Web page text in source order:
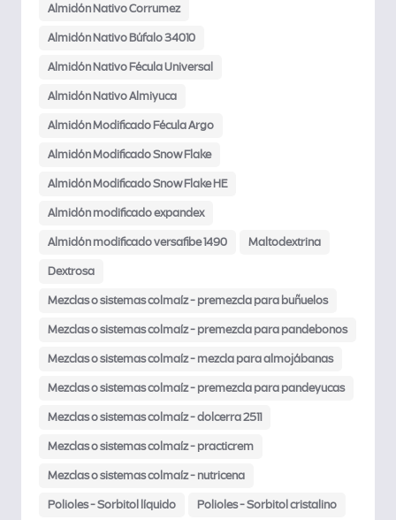
Almidón Nativo Corrumez
Almidón Nativo Búfalo 34010
Almidón Nativo Fécula Universal
Almidón Nativo Almiyuca
Almidón Modificado Fécula Argo
Almidón Modificado Snow Flake
Almidón Modificado Snow Flake HE
Almidón modificado expandex
Almidón modificado versafibe 1490 Maltodextrina
Dextrosa
Mezclas o sistemas colmaíz - premezcla para buñuelos
Mezclas o sistemas colmaíz - premezcla para pandebonos
Mezclas o sistemas colmaíz - mezcla para almojábanas
Mezclas o sistemas colmaíz - premezcla para pandeyucas
Mezclas o sistemas colmaíz - dolcerra 2511
Mezclas o sistemas colmaíz - practicrem
Mezclas o sistemas colmaíz - nutricena
Polioles - Sorbitol líquido Polioles - Sorbitol cristalino